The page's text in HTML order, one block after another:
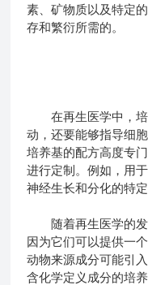
素、矿物质以及特定
存和繁衍所需的。
在再生医学中，培
动，还要能够指导细
培养基的配方高度专
进行定制。例如，用
神经生长和分化的特定
随着再生医学的发
因为它们可以提供一
动物来源成分可能引
含化学定义成分的培